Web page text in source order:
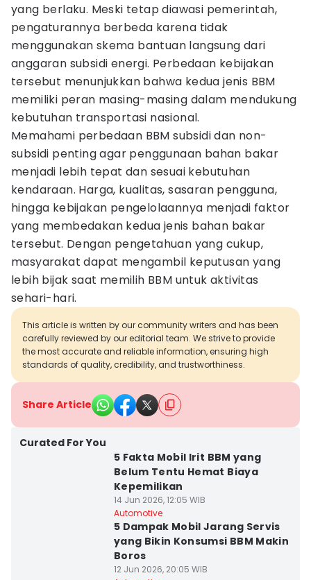
yang berlaku. Meski tetap diawasi pemerintah,
pengaturannya berbeda karena tidak
menggunakan skema bantuan langsung dari
anggaran subsidi energi. Perbedaan kebijakan
tersebut menunjukkan bahwa kedua jenis BBM
memiliki peran masing-masing dalam mendukung
kebutuhan transportasi nasional.
Memahami perbedaan BBM subsidi dan non-
subsidi penting agar penggunaan bahan bakar
menjadi lebih tepat dan sesuai kebutuhan
kendaraan. Harga, kualitas, sasaran pengguna,
hingga kebijakan pengelolaannya menjadi faktor
yang membedakan kedua jenis bahan bakar
tersebut. Dengan pengetahuan yang cukup,
masyarakat dapat mengambil keputusan yang
lebih bijak saat memilih BBM untuk aktivitas
sehari-hari.
This article is written by our community writers and has been
carefully reviewed by our editorial team. We strive to provide
the most accurate and reliable information, ensuring high
standards of quality, credibility, and trustworthiness.
Share Article
Curated For You
5 Fakta Mobil Irit BBM yang
Belum Tentu Hemat Biaya
Kepemilikan
14 Jun 2026, 12:05 WIB
Automotive
5 Dampak Mobil Jarang Servis
yang Bikin Konsumsi BBM Makin
Boros
12 Jun 2026, 20:05 WIB